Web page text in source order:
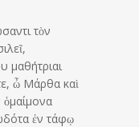
τὸν
μαθήτριαι
ὦ Μάρθα καὶ
ὁμαίμονα
ἐν τάφῳ